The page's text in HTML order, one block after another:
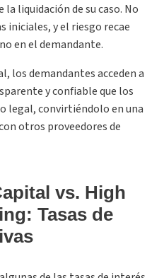
liquidación de su caso. No
iniciales, y el riesgo recae
en el demandante.
los demandantes acceden a
y confiable que los
legal, convirtiéndolo en una
otros proveedores de
vs. High
Tasas de